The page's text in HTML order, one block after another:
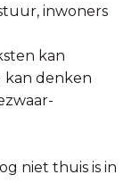
inwoners
kan
kan denken
niet thuis is in